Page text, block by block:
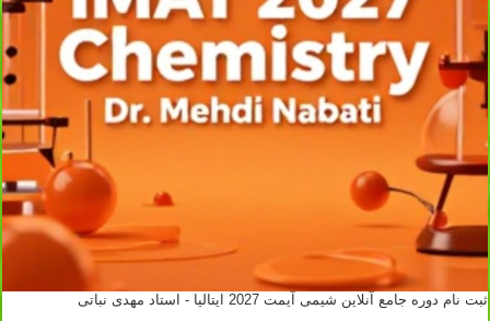
ثبت نام دوره جامع آنلاین شیمی آیمت 2027 ایتالیا - استاد مهدی نباتی